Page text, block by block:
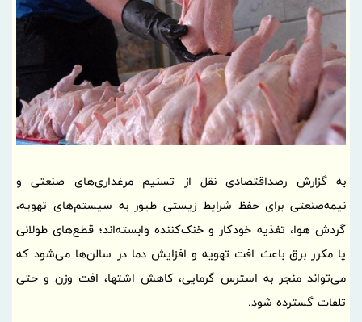
به گزارش رصداقتصادی نقل از تسنیم مرغداری‌های صنعتی و
نیمه‌صنعتی برای حفظ شرایط زیستی طیور به سیستم‌های تهویه،
گردش هوا، تغذیه خودکار و خنک‌کننده وابسته‌اند؛ قطع‌های طولانی
یا مکرر برق باعث افت تهویه و افزایش دما در سالن‌ها می‌شود که
می‌تواند منجر به استرس گرمایی، کاهش اشتها، افت وزن و حتی
تلفات گسترده شود.